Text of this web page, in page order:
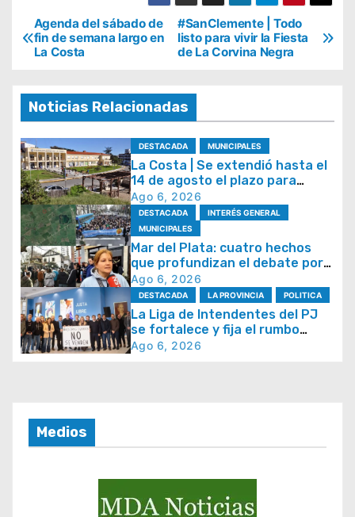
N
e
g
a
c
i
ó
n
d
e
e
n
t
a
#SanClemente | Todo
listo para vivir la Fiesta
de La Corvina Negra
Agenda del sábado de
fin de semana largo en
La Costa
Noticias Relacionadas
DESTACADA MUNICIPALES
La Costa | Se extendió hasta el
14 de agosto el plazo para
acceder al plan de
regularización de tasas
municipales
Ago 6, 2026
DESTACADA
INTERÉS GENERAL
MUNICIPALES
Mar del Plata: cuatro hechos
que profundizan el debate por
la seguridad y la respuesta del
Estado
Ago 6, 2026
DESTACADA LA PROVINCIA POLITICA
La Liga de Intendentes del PJ
se fortalece y fija el rumbo
hacia 2027
Ago 6, 2026
Medios